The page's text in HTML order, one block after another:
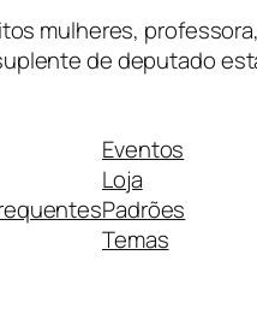
mulheres,
de deputado
Eventos
Loja
Padrões
Temas